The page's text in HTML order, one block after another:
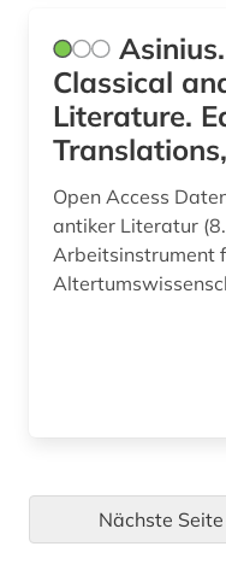
kunstmuseum (1)
künstler (2)
landesarchiv thüringen - staatsarchiv gotha
(1)
landeskunde (2)
lehrmittel (2)
Classical
Literature.
Open Access
antiker Literatur (8.
Arbeitsinstrument
Nächste Seite